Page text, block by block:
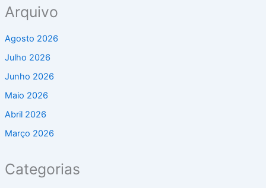
Arquivo
Agosto 2026
Julho 2026
Junho 2026
Maio 2026
Abril 2026
Março 2026
Categorias